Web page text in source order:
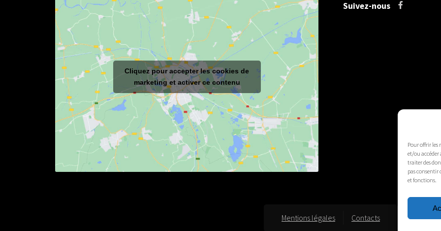
Pour offrir les
et/ou accéder
traiter des
pas consentir
et fonctions.
Cliquez pour accepter les cookies de
marketing et activer ce contenu
Suivez-nous
Mentions légales Contacts